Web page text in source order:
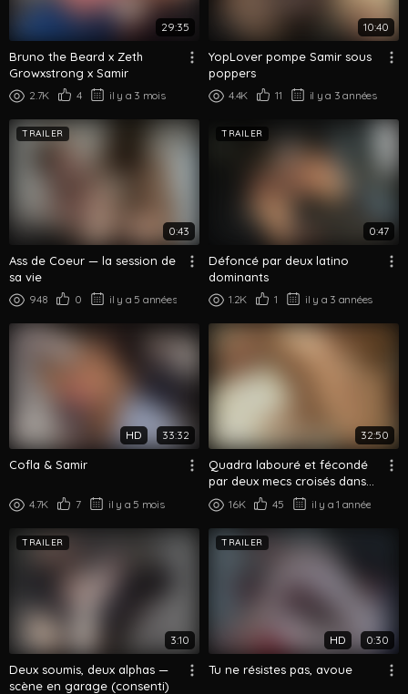
29:35
Bruno the Beard x Zeth
Growxstrong x Samir
2.7K 4 il y a 3 mois
10:40
YopLover pompe Samir sous
poppers
4.4K 11 il y a 3 années
TRAILER
0:43
Ass de Coeur — la session de
sa vie
948 0 il y a 5 années
TRAILER
0:47
Défoncé par deux latino
dominants
1.2K 1 il y a 3 années
HD 33:32
Cofla & Samir
4.7K 7 il y a 5 mois
32:50
Quadra labouré et fécondé
par deux mecs croisés dans
un parking
16K 45 il y a 1 année
TRAILER
3:10
Deux soumis, deux alphas —
scène en garage (consenti)
TRAILER
HD 0:30
Tu ne résistes pas, avoue